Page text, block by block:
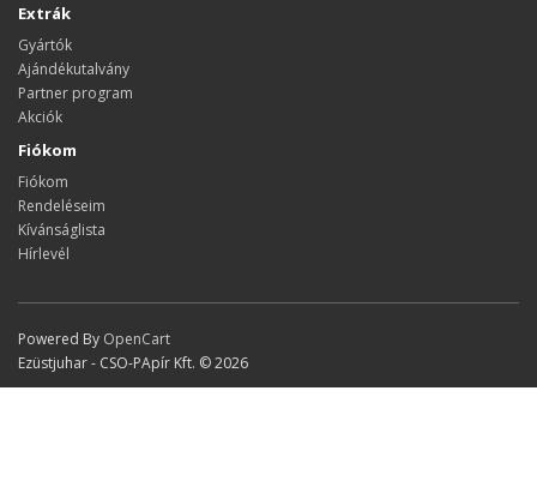
Extrák
Gyártók
Ajándékutalvány
Partner program
Akciók
Fiókom
Fiókom
Rendeléseim
Kívánságlista
Hírlevél
Powered By OpenCart
Ezüstjuhar - CSO-PApír Kft. © 2026